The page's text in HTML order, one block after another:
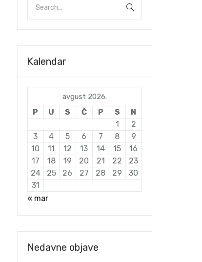
Kalendar
avgust 2026.
P U S Č P S
N
1
2
3
4 5 6 7 8
9
10
11 12 13 14 15
16
17
18 19 20 21 22
23
24
25 26 27 28 29
30
31
« mar
Nedavne objave